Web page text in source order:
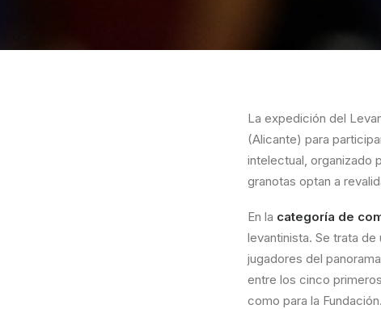
La expedición del
(Alicante) para
intelectual, organizado
granotas optan a
En la categoría de
levantinista. Se trata
jugadores del
entre los cinco
como para la Fundación.